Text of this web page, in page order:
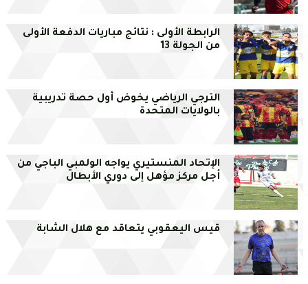
الرابطة الأولى : نتائج مباريات الدفعة الأولى
من الجولة 13
الترجي الرياضي يخوض أول حصة تدريبية
بالولايات المتحدة
الإتحاد المنستيري يواجه الولمبي الباجي من
أجل مركز مؤهل إلى دوري الأبطال
قيس اليعقوبي يتعاقد مع هلال الشابة